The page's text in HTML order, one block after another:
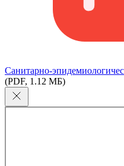
Cанитарно-
(PDF, 1.12 МБ)